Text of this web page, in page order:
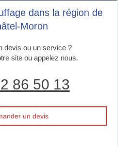
dans la région de
Moron
devis ou un service ?
site ou appelez nous.
86 50 13
un devis